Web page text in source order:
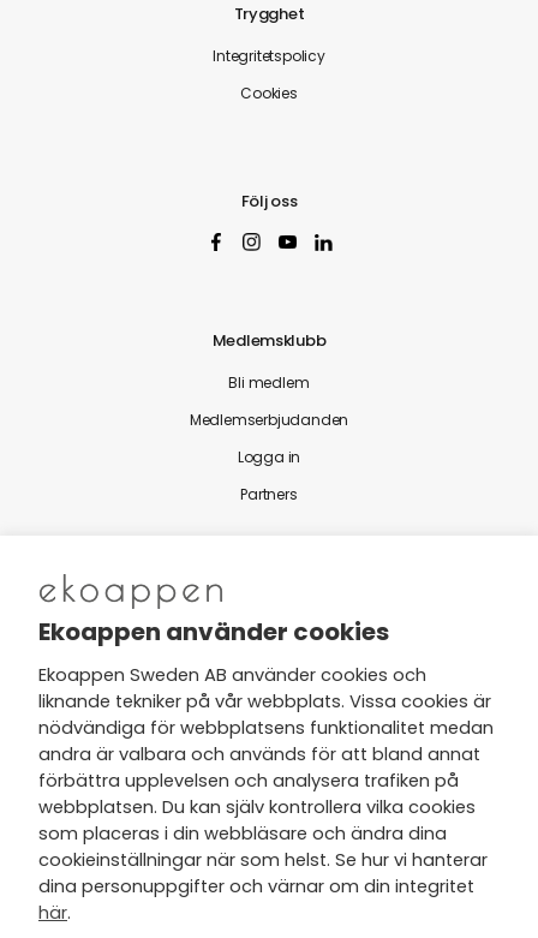
Trygghet
Integritetspolicy
Cookies
Följ oss
Medlemsklubb
Bli medlem
Medlemserbjudanden
Logga in
Partners
Nytt från Ekoappen
Jag har tagit del av Ekoappens
personuppgifts- och
integritetspolicyoch tar gärna del
av nyheter, hälsotips och exklusiva
erbjudanden via min e-post.
Ekoappen använder cookies
Ekoappen Sweden AB använder cookies och
liknande tekniker på vår webbplats. Vissa cookies är
nödvändiga för webbplatsens funktionalitet medan
andra är valbara och används för att bland annat
förbättra upplevelsen och analysera trafiken på
webbplatsen. Du kan själv kontrollera vilka cookies
som placeras i din webbläsare och ändra dina
cookieinställningar när som helst. Se hur vi hanterar
dina personuppgifter och värnar om din integritet
här.